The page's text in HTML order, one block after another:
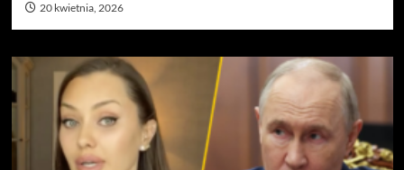
20 kwietnia, 2026